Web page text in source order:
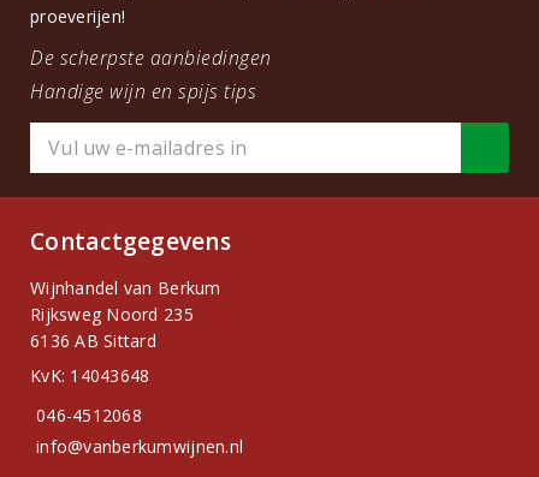
proeverijen!
De scherpste aanbiedingen
Handige wijn en spijs tips
Contactgegevens
Wijnhandel van Berkum
Rijksweg Noord 235
6136 AB Sittard
KvK: 14043648
046-4512068
info@vanberkumwijnen.nl